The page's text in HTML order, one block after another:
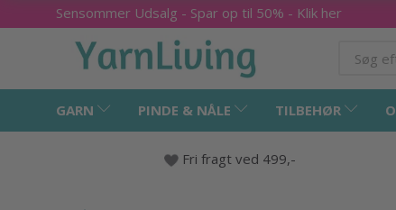
Sensommer Udsalg - Spar op til 50% - Klik her
GARN PINDE & NÅLE TILBEHØR
Fri fragt ved 499,-